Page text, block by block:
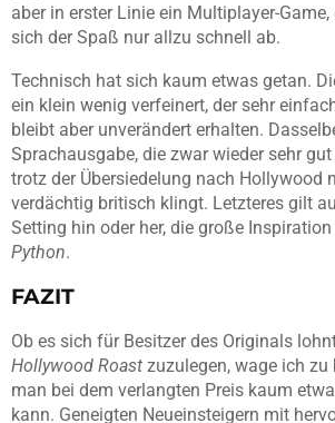
aber in erster Linie ein Multiplayer-
sich der Spaß nur allzu schnell ab.
Technisch hat sich kaum etwas getan.
ein klein wenig verfeinert, der sehr
bleibt aber unverändert erhalten.
Sprachausgabe, die zwar wieder sehr
trotz der Übersiedelung nach Hollywood
verdächtig britisch klingt. Letzteres gilt
Setting hin oder her, die große
Python.
FAZIT
Ob es sich für Besitzer des Originals
Hollywood Roast zuzulegen, wage ich zu
man bei dem verlangten Preis kaum
kann. Geneigten Neueinsteigern mit